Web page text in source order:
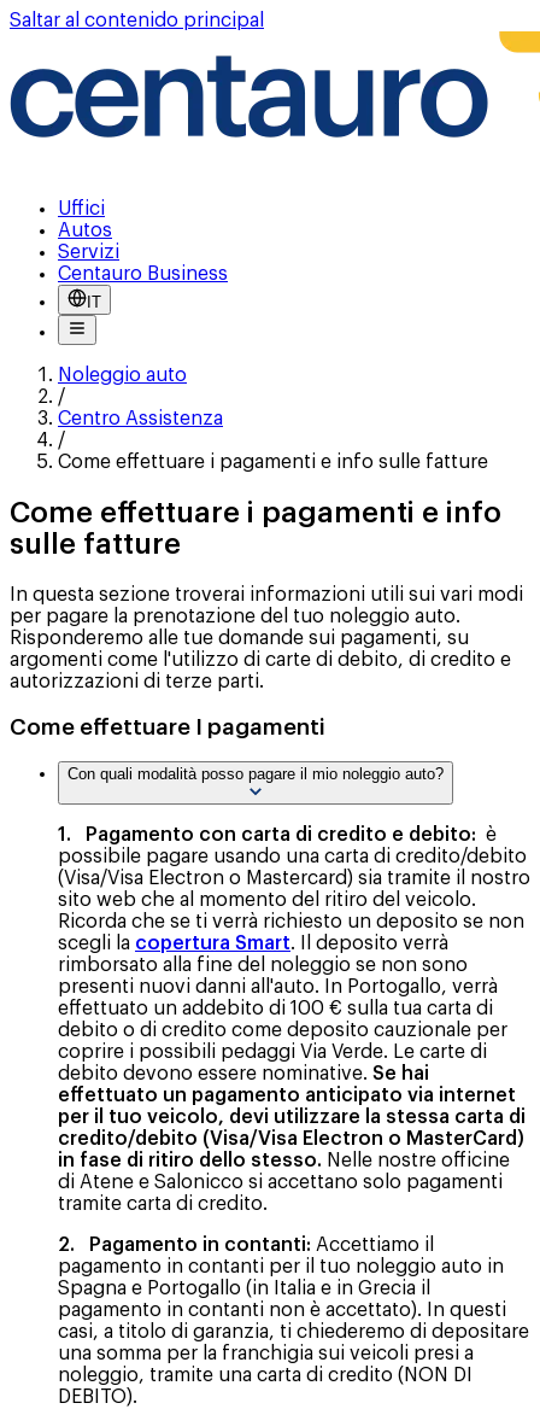
Saltar al contenido principal
Uffici
Autos
Servizi
Centauro Business
IT
Noleggio auto
/
Centro Assistenza
/
Come effettuare i pagamenti e info sulle fatture
Come effettuare i pagamenti e info
sulle fatture
In questa sezione troverai informazioni utili sui vari modi
per pagare la prenotazione del tuo noleggio auto.
Risponderemo alle tue domande sui pagamenti, su
argomenti come l'utilizzo di carte di debito, di credito e
autorizzazioni di terze parti.
Come effettuare I pagamenti
Con quali modalità posso pagare il mio noleggio auto?
1. Pagamento con carta di credito e debito: è
possibile pagare usando una carta di credito/debito
(Visa/Visa Electron o Mastercard) sia tramite il nostro
sito web che al momento del ritiro del veicolo.
Ricorda che se ti verrà richiesto un deposito se non
scegli la copertura Smart. Il deposito verrà
rimborsato alla fine del noleggio se non sono
presenti nuovi danni all'auto. In Portogallo, verrà
effettuato un addebito di 100 € sulla tua carta di
debito o di credito come deposito cauzionale per
coprire i possibili pedaggi Via Verde. Le carte di
debito devono essere nominative. Se hai
effettuato un pagamento anticipato via internet
per il tuo veicolo, devi utilizzare la stessa carta di
credito/debito (Visa/Visa Electron o MasterCard)
in fase di ritiro dello stesso. Nelle nostre officine
di Atene e Salonicco si accettano solo pagamenti
tramite carta di credito.
2. Pagamento in contanti: Accettiamo il
pagamento in contanti per il tuo noleggio auto in
Spagna e Portogallo (in Italia e in Grecia il
pagamento in contanti non è accettato). In questi
casi, a titolo di garanzia, ti chiederemo di depositare
una somma per la franchigia sui veicoli presi a
noleggio, tramite una carta di credito (NON DI
DEBITO).